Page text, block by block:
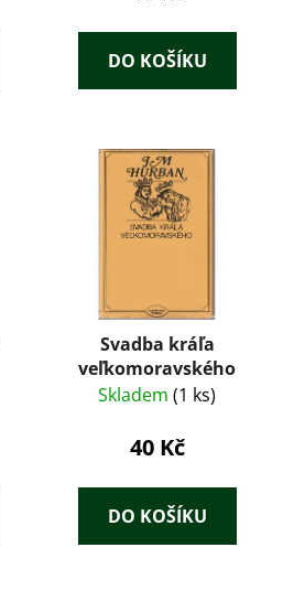
DO KOŠÍKU
Svadba kráľa
veľkomoravského
Skladem (1 ks)
40 Kč
DO KOŠÍKU